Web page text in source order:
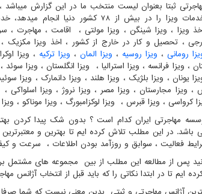
ثبتا بعنوان لیست منتخب ما در این گزارش میباشد
موسسه خدمات ویزا را در بیش از 78 کشور دنیا انجام
ویزا ، ویزا شینگن ، ویزا مولتی ، اقامت ، مهاجرت ،
، تحصیل و کار در خارج از کشور ، اخذ ویزا مکزیک ،
رومانی، ویزا روسیه ، ویزا المان، ویزا ترکیه ، ویزا
، ویزا فرانسه ، ویزا استرالیا ، ویزا انگلستان ، ویزا سوئد
یونان ، ویزا بلژیک ، ویزا هلند ، ویزا دانمارک ، ویزا
، ویزا مجارستان ، ویزا مصر ، ویزا نروژ ، ویزا اسلواکی ،
کرواسی ، ویزا قبرس ، ویزا لوکزامبورگ ، ویزا موناکو ، ویزا
مهاجرتی ایران کدام است ؟ بدون شک پیدا کردن
در این مطلب تلاش کرده ایم تا بهترین و
فعالیت ، سوابق و روزآمد بودن اطلاعات ، سرعت و
پس از مطالعه این مطلب از بین مجموعه های مشتمل بر
ایم تا در ابتدا نکاتی را که باید قبل از انتخاب آژانس